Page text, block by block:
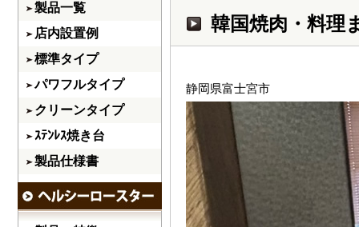
製品一覧
店内設置例
標準タイプ
パワフルタイプ
クリーンタイプ
ｽﾃﾝﾚｽ焼き台
製品仕様書
韓国焼肉・料理
静岡県富士宮市